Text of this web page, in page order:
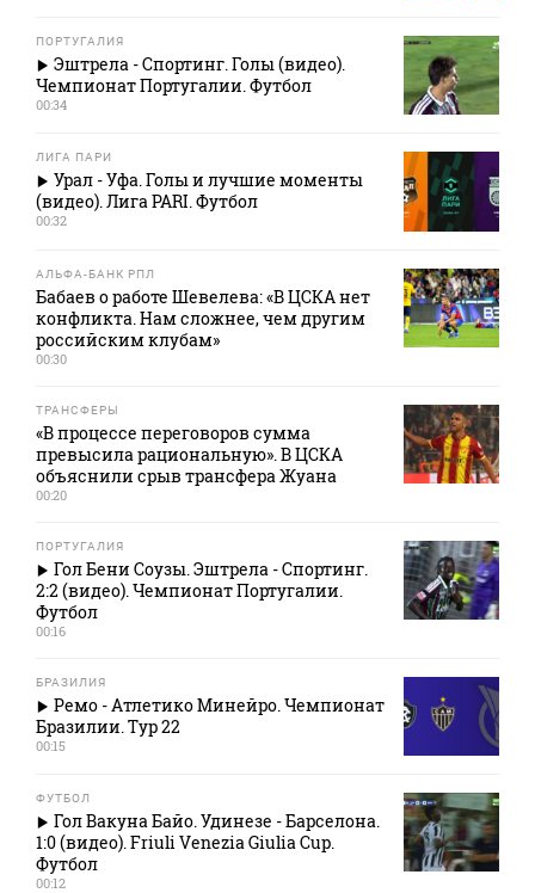
ПОРТУГАЛИЯ
Эштрела - Спортинг. Голы (видео).
Чемпионат Португалии. Футбол
00:34
ЛИГА ПАРИ
Урал - Уфа. Голы и лучшие моменты
(видео). Лига PARI. Футбол
00:32
АЛЬФА-БАНК РПЛ
Бабаев о работе Шевелева: «В ЦСКА нет
конфликта. Нам сложнее, чем другим
российским клубам»
00:30
ТРАНСФЕРЫ
«В процессе переговоров сумма
превысила рациональную». В ЦСКА
объяснили срыв трансфера Жуана
00:20
ПОРТУГАЛИЯ
Гол Бени Соузы. Эштрела - Спортинг.
2:2 (видео). Чемпионат Португалии.
Футбол
00:16
БРАЗИЛИЯ
Ремо - Атлетико Минейро. Чемпионат
Бразилии. Тур 22
00:15
ФУТБОЛ
Гол Вакуна Байо. Удинезе - Барселона.
1:0 (видео). Friuli Venezia Giulia Cup.
Футбол
00:12